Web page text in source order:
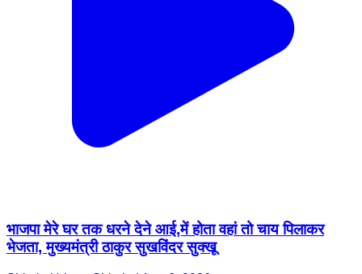
भाजपा मेरे घर तक धरने देने आई,में होता वहां तो चाय पिलाकर
भेजता, मुख्यमंत्री ठाकुर सुखविंदर सुक्खू